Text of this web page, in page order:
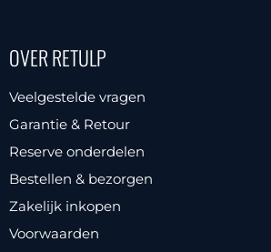
variaties.
optie
kan
gekozen
worden
op
OVER RETULP
Veelgestelde vragen
Garantie & Retour
Reserve onderdelen
Bestellen & bezorgen
Zakelijk inkopen
Voorwaarden